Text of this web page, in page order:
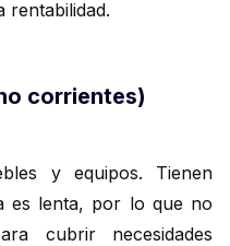
rentabilidad.
corrientes)
y equipos. Tienen
es lenta, por lo que no
cubrir necesidades